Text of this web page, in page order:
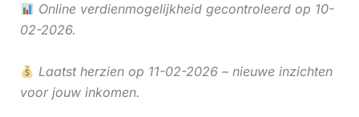
Online verdienmogelijkheid gecontroleerd op 10-
02-2026.
Laatst herzien op 11-02-2026 – nieuwe inzichten
voor jouw inkomen.